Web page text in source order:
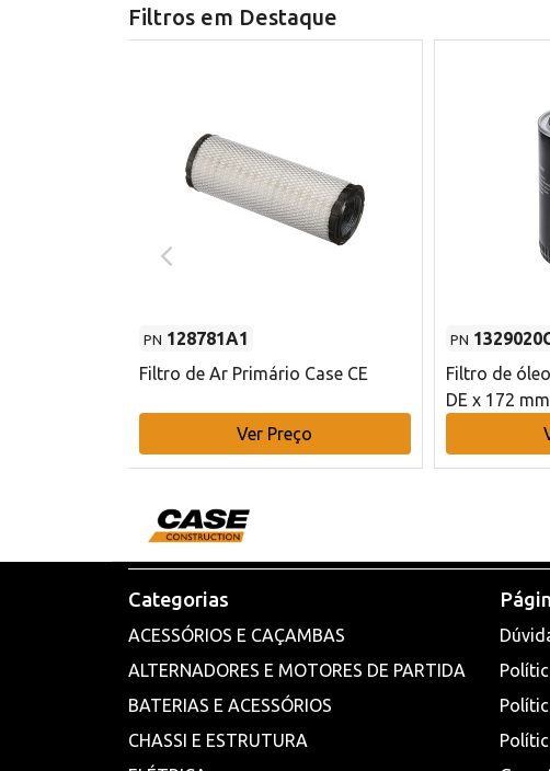
Filtros em Destaque
PN 128781A1
Filtro de Ar Primário Case CE
Ver Preço
PN
Filtro de
DE x 172
Categorias
ACESSÓRIOS E CAÇAMBAS
ALTERNADORES E MOTORES DE PARTIDA
BATERIAS E ACESSÓRIOS
CHASSI E ESTRUTURA